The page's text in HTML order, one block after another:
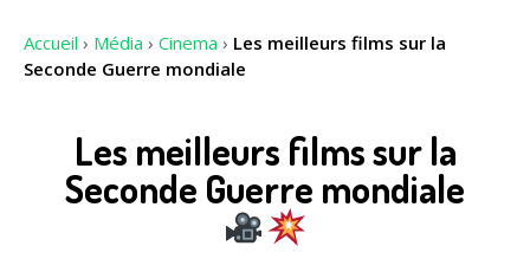
Accueil › Média › Cinema › Les meilleurs films sur la
Seconde Guerre mondiale
Les meilleurs films sur la
Seconde Guerre mondiale